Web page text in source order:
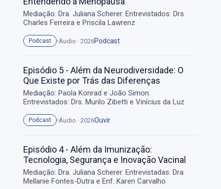
Mediação: Dra. Juliana Scherer. Entrevistados: Drs.
Charles Ferreira e Priscila Lawrenz
Podcast Áudio · 2026Podcast
Episódio 5 - Além da Neurodiversidade: O
Que Existe por Trás das Diferenças
Mediação: Paola Konrad e João Simon.
Entrevistados: Drs. Murilo Zibetti e Vinícius da Luz
Podcast Áudio · 2026Ouvir
Episódio 4 - Além da Imunização:
Tecnologia, Segurança e Inovação Vacinal
Mediação: Dra. Juliana Scherer. Entrevistadas: Dra.
Mellanie Fontes-Dutra e Enf. Karen Carvalho